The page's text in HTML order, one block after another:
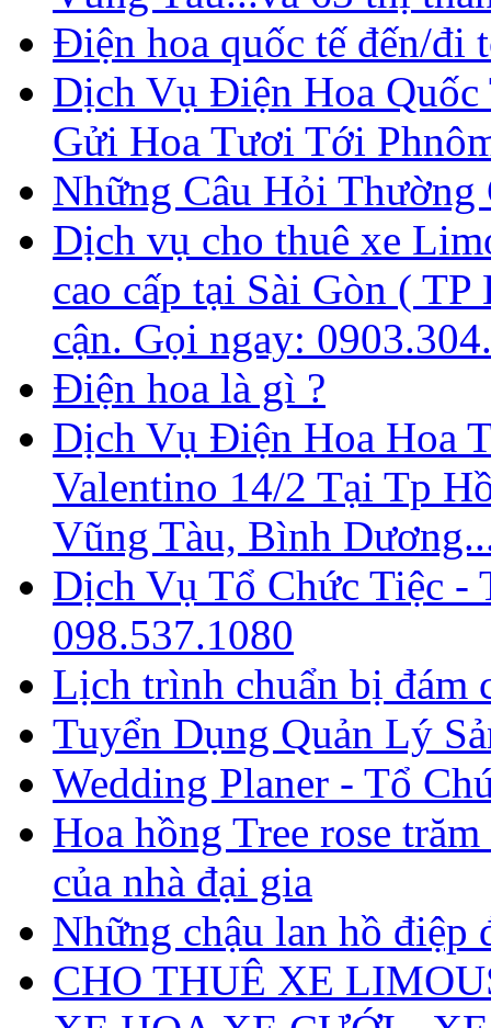
Điện hoa quốc tế đến/đi
Dịch Vụ Điện Hoa Quốc
Gửi Hoa Tươi Tới
Những Câu Hỏi
Dịch vụ cho thuê xe
cao cấp tại Sài Gòn (
cận. Gọi ngay:
Điện hoa là gì ?
Dịch Vụ Điện Hoa Hoa
Valentino 14/2 Tại Tp
Vũng Tàu, Bình
Dịch Vụ Tổ Chức Tiệc -
098.537.1080
Lịch trình chuẩn bị đám
Tuyển Dụng Quản Lý
Wedding Planer - Tổ
Hoa hồng Tree rose
của nhà đại gia
Những chậu lan hồ điệp
CHO THUÊ XE